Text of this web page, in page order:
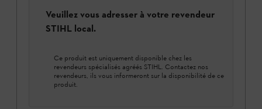
Veuillez vous adresser à votre revendeur
STIHL local.
Ce produit est uniquement disponible chez les
revendeurs spécialisés agréés STIHL. Contactez nos
revendeurs, ils vous informeront sur la disponibilité de ce
produit.